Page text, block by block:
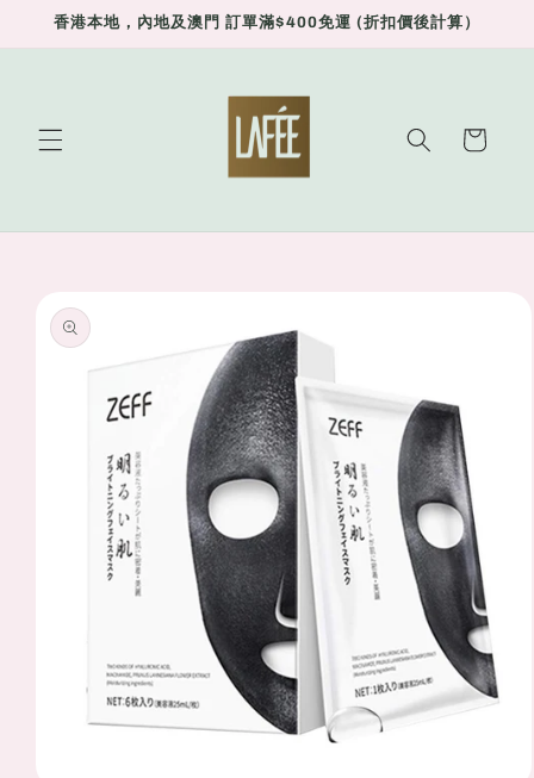
Skip to
香港本地，內地及澳門 訂單滿$400免運 (折扣價後計算）
Cart
product
information